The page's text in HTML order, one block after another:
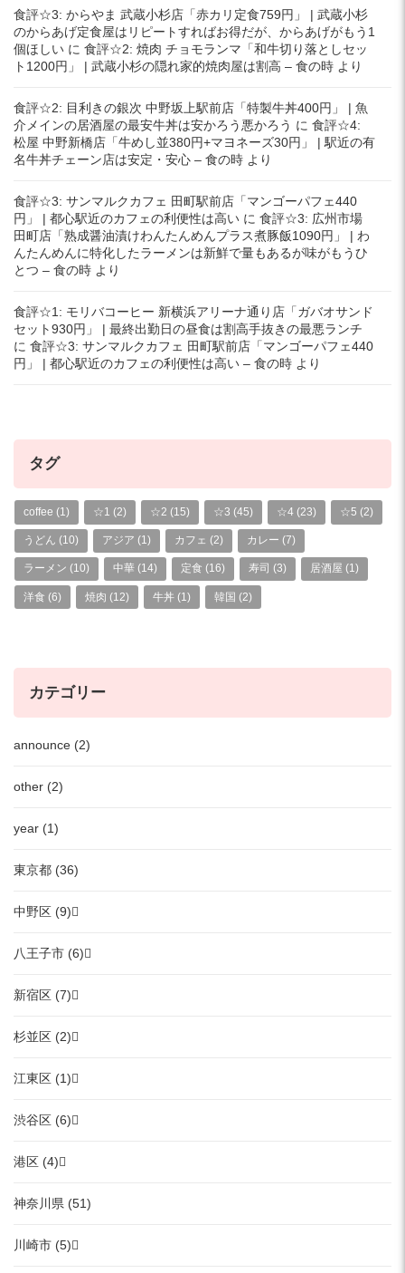
食評☆3: からやま 武蔵小杉店「赤カリ定食759円」 | 武蔵小杉
のからあげ定食屋はリピートすればお得だが、からあげがもう1
個ほしい に 食評☆2: 焼肉 チョモランマ「和牛切り落としセッ
ト1200円」 | 武蔵小杉の隠れ家的焼肉屋は割高 – 食の時 より
食評☆2: 目利きの銀次 中野坂上駅前店「特製牛丼400円」 | 魚
介メインの居酒屋の最安牛丼は安かろう悪かろう に 食評☆4:
松屋 中野新橋店「牛めし並380円+マヨネーズ30円」 | 駅近の有
名牛丼チェーン店は安定・安心 – 食の時 より
食評☆3: サンマルクカフェ 田町駅前店「マンゴーパフェ440
円」 | 都心駅近のカフェの利便性は高い に 食評☆3: 広州市場
田町店「熟成醤油漬けわんたんめんプラス煮豚飯1090円」 | わ
んたんめんに特化したラーメンは新鮮で量もあるが味がもうひ
とつ – 食の時 より
食評☆1: モリバコーヒー 新横浜アリーナ通り店「ガバオサンド
セット930円」 | 最終出勤日の昼食は割高手抜きの最悪ランチ
に 食評☆3: サンマルクカフェ 田町駅前店「マンゴーパフェ440
円」 | 都心駅近のカフェの利便性は高い – 食の時 より
タグ
coffee (1) ☆1 (2) ☆2 (15) ☆3 (45) ☆4 (23) ☆5 (2)
うどん (10) アジア (1) カフェ (2) カレー (7)
ラーメン (10) 中華 (14) 定食 (16) 寿司 (3) 居酒屋 (1)
洋食 (6) 焼肉 (12) 牛丼 (1) 韓国 (2)
カテゴリー
announce (2)
other (2)
year (1)
東京都 (36)
中野区 (9)
八王子市 (6)
新宿区 (7)
杉並区 (2)
江東区 (1)
渋谷区 (6)
港区 (4)
神奈川県 (51)
川崎市 (5)